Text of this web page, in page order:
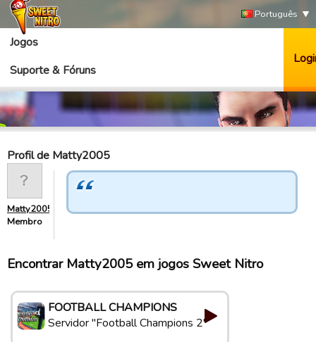
Português
Jogos
Suporte & Fóruns
Profil de Matty2005
Matty2005
Membro
Encontrar Matty2005 em jogos Sweet Nitro
FOOTBALL CHAMPIONS
Servidor "Football Champions 2"